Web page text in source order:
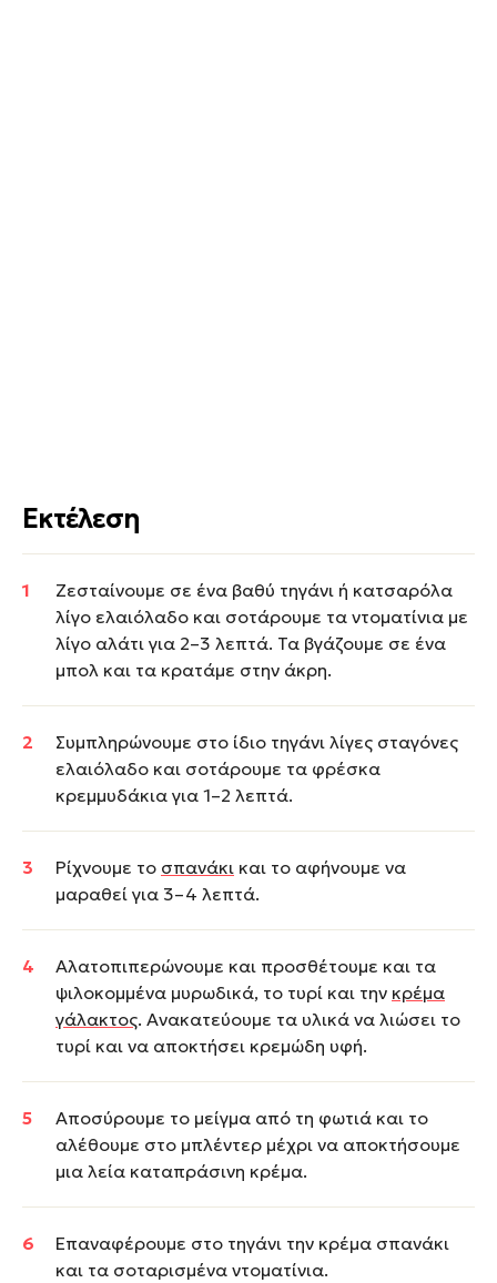
Εκτέλεση
Ζεσταίνουμε σε ένα βαθύ τηγάνι ή κατσαρόλα
λίγο ελαιόλαδο και σοτάρουμε τα ντοματίνια με
λίγο αλάτι για 2–3 λεπτά. Τα βγάζουμε σε ένα
μπολ και τα κρατάμε στην άκρη.
Συμπληρώνουμε στο ίδιο τηγάνι λίγες σταγόνες
ελαιόλαδο και σοτάρουμε τα φρέσκα
κρεμμυδάκια για 1–2 λεπτά.
Ρίχνουμε το σπανάκι και το αφήνουμε να
μαραθεί για 3–4 λεπτά.
Αλατοπιπερώνουμε και προσθέτουμε και τα
ψιλοκομμένα μυρωδικά, το τυρί και την κρέμα
γάλακτος. Ανακατεύουμε τα υλικά να λιώσει το
τυρί και να αποκτήσει κρεμώδη υφή.
Αποσύρουμε το μείγμα από τη φωτιά και το
αλέθουμε στο μπλέντερ μέχρι να αποκτήσουμε
μια λεία καταπράσινη κρέμα.
Επαναφέρουμε στο τηγάνι την κρέμα σπανάκι
και τα σοταρισμένα ντοματίνια.